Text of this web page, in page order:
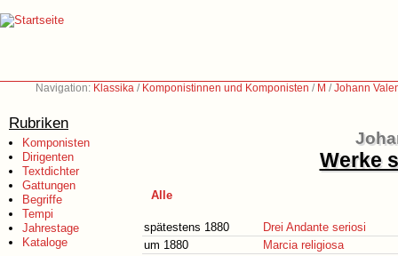
Navigation: Klassika / Komponistinnen und Komponisten / M /Johann
Rubriken
Komponisten
Dirigenten
Textdichter
Gattungen
Begriffe
Tempi
Jahrestage
Kataloge
Werke
Alle
spätestens 1880
Drei Andante seriosi
um 1880
Marcia religiosa